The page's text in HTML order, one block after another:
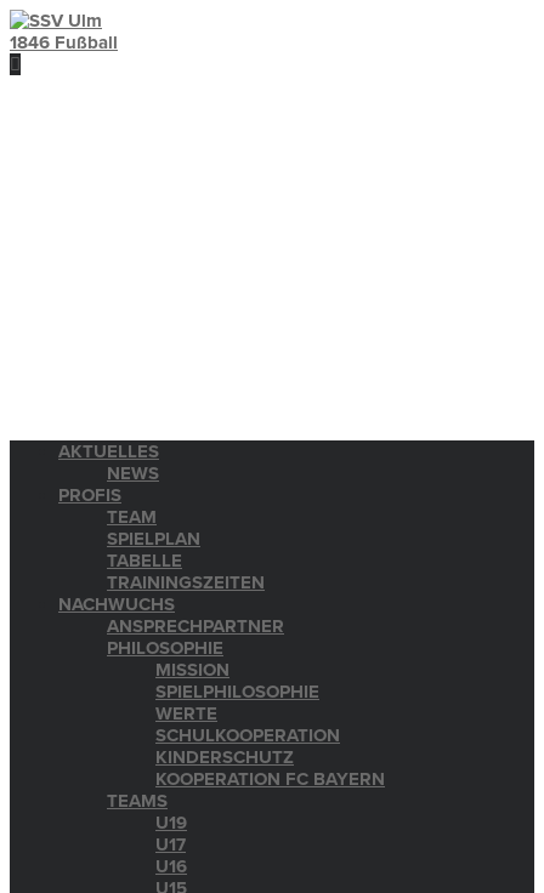
AKTUELLES
NEWS
PROFIS
TEAM
SPIELPLAN
TABELLE
TRAININGSZEITEN
NACHWUCHS
ANSPRECHPARTNER
PHILOSOPHIE
MISSION
SPIELPHILOSOPHIE
WERTE
SCHULKOOPERATION
KINDERSCHUTZ
KOOPERATION FC BAYERN
TEAMS
U19
U17
U16
U15